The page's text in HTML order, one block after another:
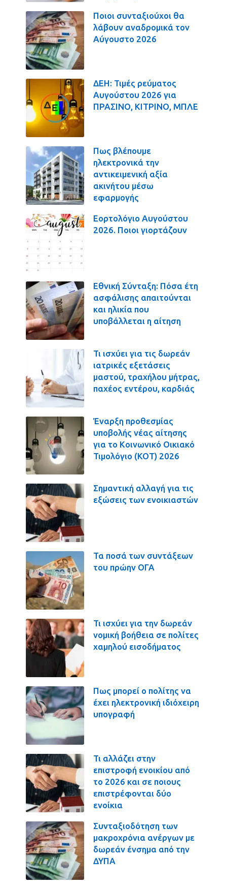
Ποιοι συνταξιούχοι θα
λάβουν αναδρομικά τον
Αύγουστο 2026
ΔΕΗ: Τιμές ρεύματος
Αυγούστου 2026 για
ΠΡΑΣΙΝΟ, ΚΙΤΡΙΝΟ, ΜΠΛΕ
Πως βλέπουμε
ηλεκτρονικά την
αντικειμενική αξία
ακινήτου μέσω
εφαρμογής
Εορτολόγιο Αυγούστου
2026. Ποιοι γιορτάζουν
Εθνική Σύνταξη: Πόσα έτη
ασφάλισης απαιτούνται
και ηλικία που
υποβάλλεται η αίτηση
Τι ισχύει για τις δωρεάν
ιατρικές εξετάσεις
μαστού, τραχήλου μήτρας,
παχέος εντέρου, καρδιάς
Έναρξη προθεσμίας
υποβολής νέας αίτησης
για το Κοινωνικό Οικιακό
Τιμολόγιο (ΚΟΤ) 2026
Σημαντική αλλαγή για τις
εξώσεις των ενοικιαστών
Τα ποσά των συντάξεων
του πρώην ΟΓΑ
Τι ισχύει για την δωρεάν
νομική βοήθεια σε πολίτες
χαμηλού εισοδήματος
Πως μπορεί ο πολίτης να
έχει ηλεκτρονική ιδιόχειρη
υπογραφή
Τι αλλάζει στην
επιστροφή ενοικίου από
το 2026 και σε ποιους
επιστρέφονται δύο
ενοίκια
Συνταξιοδότηση των
μακροχρόνια ανέργων με
δωρεάν ένσημα από την
ΔΥΠΑ